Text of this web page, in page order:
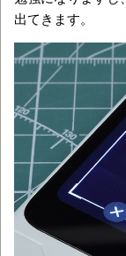
出てきます。